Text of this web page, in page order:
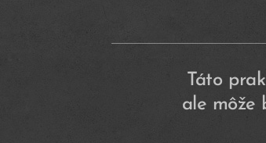
Táto
ale môže